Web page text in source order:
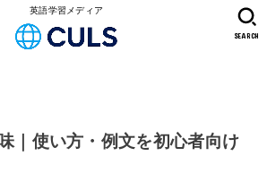
英語学習メディア
SEARCH
｜使い方・例文を初心者向け